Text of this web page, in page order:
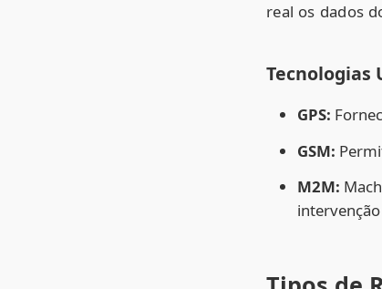
real os dados
Tecnologias
GPS:
GSM:
M2M: